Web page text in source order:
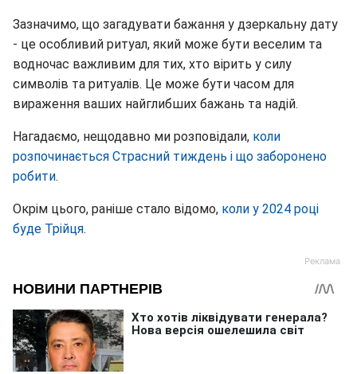
Зазначимо, що загадувати бажання у дзеркальну дату
- це особливий ритуал, який може бути веселим та
водночас важливим для тих, хто вірить у силу
символів та ритуалів. Це може бути часом для
вираження ваших найглибших бажань та надій.
Нагадаємо, нещодавно ми розповідали, коли
розпочинається Страсний тиждень і що заборонено
робити.
Окрім цього, раніше стало відомо, коли у 2024 році
буде Трійця.